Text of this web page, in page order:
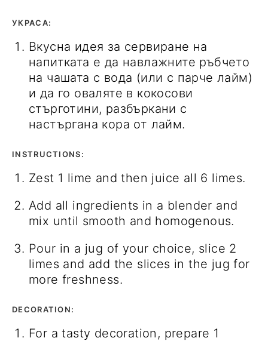
УКРАСА:
Вкусна идея за сервиране на
напитката е да навлажните ръбчето
на чашата с вода (или с парче лайм)
и да го оваляте в кокосови
стърготини, разбъркани с
настъргана кора от лайм.
INSTRUCTIONS:
Zest 1 lime and then juice all 6 limes.
Add all ingredients in a blender and
mix until smooth and homogenous.
Pour in a jug of your choice, slice 2
limes and add the slices in the jug for
more freshness.
DECORATION:
For a tasty decoration, prepare 1